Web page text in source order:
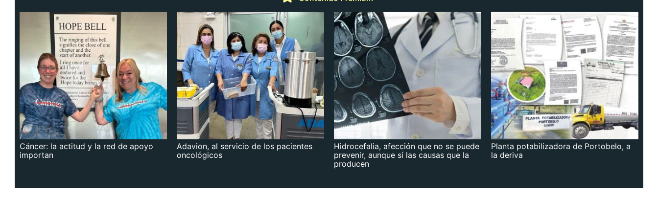
Cáncer: la actitud y la red de apoyo
importan
Adavion, al servicio de los pacientes
oncológicos
Hidrocefalia, afección que no se puede
prevenir, aunque sí las causas que la
producen
Planta potabilizadora de Portobelo, a
la deriva